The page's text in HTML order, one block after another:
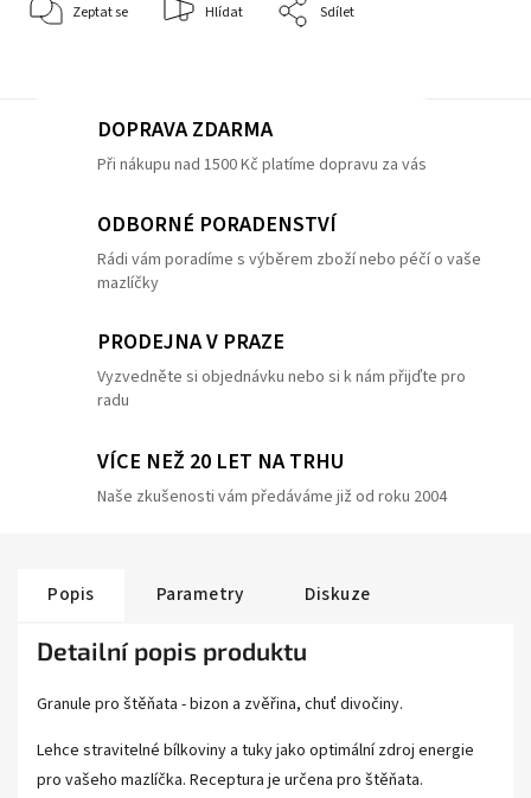
Zeptat se Hlídat Sdílet
DOPRAVA ZDARMA
Při nákupu nad 1500 Kč platíme dopravu za vás
ODBORNÉ PORADENSTVÍ
Rádi vám poradíme s výběrem zboží nebo péčí o vaše
mazlíčky
PRODEJNA V PRAZE
Vyzvedněte si objednávku nebo si k nám přijďte pro
radu
VÍCE NEŽ 20 LET NA TRHU
Naše zkušenosti vám předáváme již od roku 2004
Popis Parametry Diskuze
Detailní popis produktu
Granule pro štěňata - bizon a zvěřina, chuť divočiny.
Lehce stravitelné bílkoviny a tuky jako optimální zdroj energie
pro vašeho mazlíčka. Receptura je určena pro štěňata.